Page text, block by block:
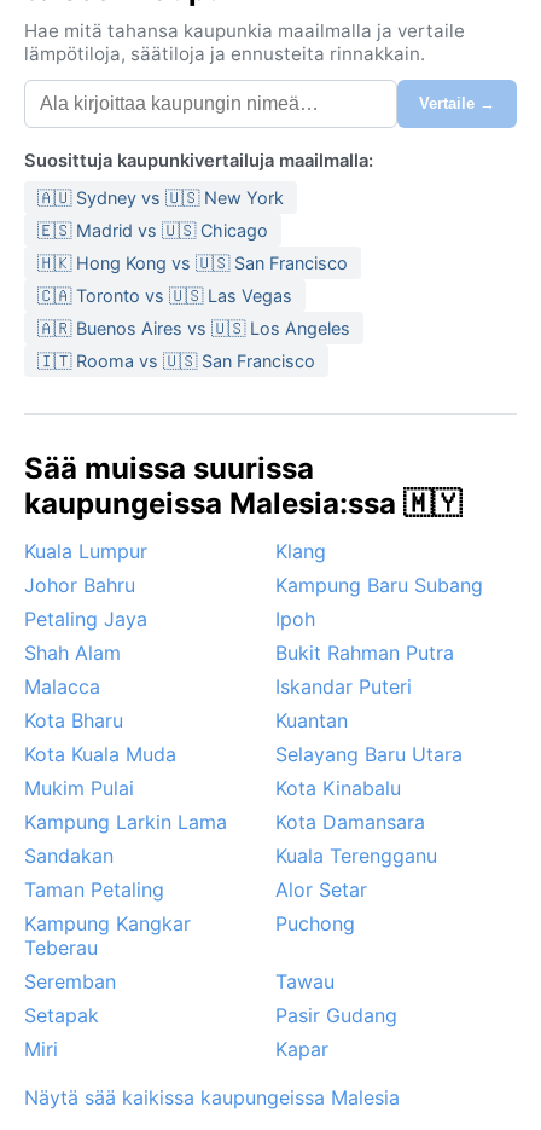
Ilmasto on Köppen-luokitukseltaan Af eli trooppinen
sademetsäilmasto. Lämpötila pysyttelee ympäri
vuoden 26–33 asteessa, eikä vuodenaikojen välinen
vaihtelu ole merkittävää. Sen sijaan sade on
arkipäivää: sateita saadaan keskimäärin 2500
millimetriä vuodessa, ja ne osuvat usein iltapäivän
ukkoskuuroina. Ilmankosteus on jatkuvasti korkea,
noin 80–90 prosenttia. Kesäksi kutsuttavaa
ajanjaksoa ei ole, vaan helle ja kosteus ovat vakioita.
Matkalle mukaan kannattaa pakata kevyitä,
hengittäviä puuvillavaatteita, sadeviitta ja hyvä
aurinkovoide – sandaalit toimivat, vaikka kengätkin
kastuvat väistämättä.
Paras ajankohta vierailulle on helmikuusta
ja ilma on kirkkaampaa. Pahin sadekausi osuu marras–
tammikuulle, kun koillismonsuuni tuo rankkoja ja
pitkäkestoisia sateita. Merkittäviä sääilmiöitä ovat
äkilliset ukkosmyrskyt, jotka puhkeavat usein
iltapäivällä, sekä ajoittainen sumu, joka voi heikentää
näkyvyyttä. Hirmumyrskyjä ei alueella esiinny, mutta
korkea kosteus ja päivittäiset kuurot luovat
on aina valmis yllättämään.
Hae mitä tahansa kaupunkia maailmalla ja vertaile
lämpötiloja, säätiloja ja ennusteita rinnakkain.
Vertaile →
Suosittuja kaupunkivertailuja maailmalla:
🇦🇺 Sydney vs 🇺🇸 New York
🇪🇸 Madrid vs 🇺🇸 Chicago
🇭🇰 Hong Kong vs 🇺🇸 San Francisco
🇨🇦 Toronto vs 🇺🇸 Las Vegas
🇦🇷 Buenos Aires vs 🇺🇸 Los Angeles
🇮🇹 Rooma vs 🇺🇸 San Francisco
Sää muissa suurissa
kaupungeissa Malesia:ssa 🇲🇾
Kuala Lumpur
Klang
Johor Bahru
Kampung Baru Subang
Petaling Jaya
Ipoh
Shah Alam
Bukit Rahman Putra
Malacca
Iskandar Puteri
Kota Bharu
Kuantan
Kota Kuala Muda
Selayang Baru Utara
Mukim Pulai
Kota Kinabalu
Kampung Larkin Lama
Kota Damansara
Sandakan
Kuala Terengganu
Taman Petaling
Alor Setar
Kampung Kangkar
Teberau
Puchong
Seremban
Tawau
Setapak
Pasir Gudang
Miri
Kapar
Näytä sää kaikissa kaupungeissa Malesia